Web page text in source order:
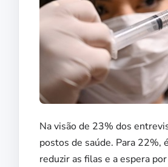
Na visão de 23% dos
postos de saúde. Para 22%,
reduzir as filas e a espera